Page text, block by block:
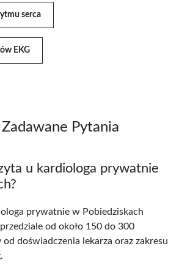
serca
EKG
Pytania
u kardiologa prywatnie
prywatnie w Pobiedziskach
od około 150 do 300
od doświadczenia lekarza oraz zakresu